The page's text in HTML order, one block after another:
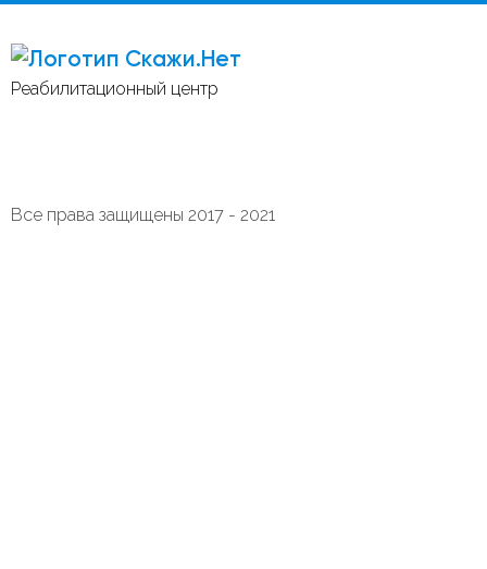
Скажи.Нет
Реабилитационный центр
Все права защищены 2017 - 2021